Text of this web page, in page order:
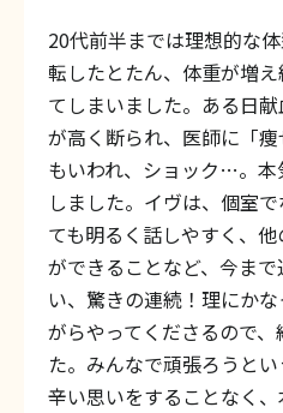
20代前半までは理想的な
転したとたん、体重が増
てしまいました。ある日
が高く断られ、医師に「
もいわれ、ショック…。
しました。イヴは、個室
ても明るく話しやすく、
ができることなど、今ま
い、驚きの連続！理にか
がらやってくださるので
た。みんなで頑張ろうと
辛い思いをすることなく